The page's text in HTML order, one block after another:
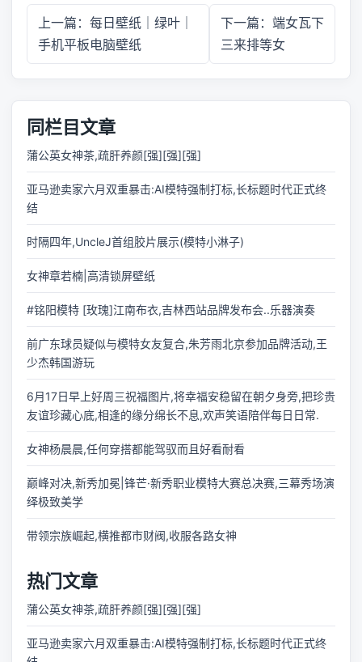
上一篇：每日壁纸｜绿叶｜
手机平板电脑壁纸
下一篇：端女瓦下
三来排等女
同栏目文章
蒲公英女神茶,疏肝养颜[强][强][强]
亚马逊卖家六月双重暴击:AI模特强制打标,长标题时代正式终
结
时隔四年,UncleJ首组胶片展示(模特小淋子)
女神章若楠|高清锁屏壁纸
#铭阳模特 [玫瑰]江南布衣,吉林西站品牌发布会..乐器演奏
前广东球员疑似与模特女友复合,朱芳雨北京参加品牌活动,王
少杰韩国游玩
6月17日早上好周三祝福图片,将幸福安稳留在朝夕身旁,把珍贵
友谊珍藏心底,相逢的缘分绵长不息,欢声笑语陪伴每日日常.
女神杨晨晨,任何穿搭都能驾驭而且好看耐看
巅峰对决,新秀加冕|锋芒·新秀职业模特大赛总决赛,三幕秀场演
绎极致美学
带领宗族崛起,横推都市财阀,收服各路女神
热门文章
蒲公英女神茶,疏肝养颜[强][强][强]
亚马逊卖家六月双重暴击:AI模特强制打标,长标题时代正式终